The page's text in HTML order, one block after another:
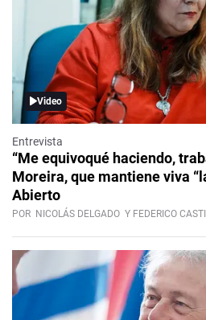
Video
Entrevista
“Me equivoqué haciendo,
Moreira, que mantiene viva
Abierto
POR NICOLÁS DELGADO Y FEDERICO